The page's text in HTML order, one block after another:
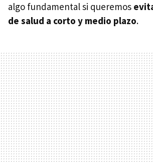
algo fundamental si queremos
de salud a corto y medio plazo.